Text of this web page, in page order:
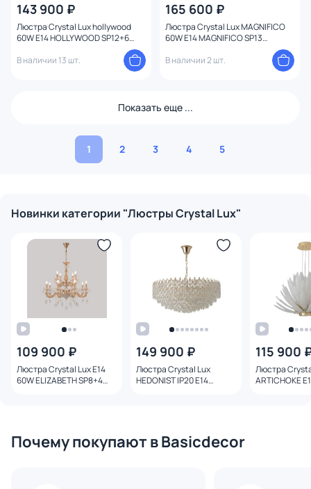
143 900 ₽
Люстра Crystal Lux hollywood
60W E14 HOLLYWOOD SP12+6
В наличии 13 шт.
165 600 ₽
Люстра Crystal Lux MAGNIFICO
60W E14 MAGNIFICO SP13
В наличии 2 шт.
Показать еще ...
1 2 3 4 5
Новинки категории "Люстры Crystal Lux"
109 900 ₽
Люстра Crystal Lux E14
60W ELIZABETH SP8+4
149 900 ₽
Люстра Crystal Lux
HEDONIST IP20 E14
115 900
Люстра
ARTICHOKE
Почему покупают в Basicdecor